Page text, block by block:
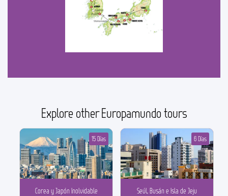
Explore other Europamundo tours
Corea y Japón Inolvidable
15 Días
Seúl, Busán e Isla de Jeju
6 Días